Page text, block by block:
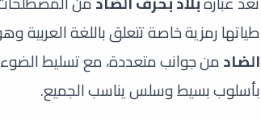
طياتها رمزية خاصة تتعلق باللغة
الضادمن جوانب متعددة، مع تسليط الضوء
بأسلوب بسيط وسلس يناسب الجميع.